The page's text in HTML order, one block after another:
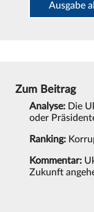
Ausgabe
Zum Beitrag
Analyse: Die
oder
Ranking:
Kommentar:
Zukunft